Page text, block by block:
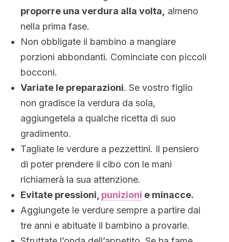
proporre una verdura alla volta,
almeno
nella prima fase.
Non obbligate il bambino a mangiare
porzioni abbondanti. Cominciate con piccoli
bocconi.
Variate le preparazioni. Se vostro figlio
non gradisce la verdura da sola,
aggiungetela a qualche ricetta di suo
gradimento.
Tagliate le verdure a pezzettini. Il pensiero
di poter prendere il cibo con le mani
richiamerà la sua attenzione.
Evitate pressioni, punizioni e minacce.
Aggiungete le verdure sempre a partire dai
tre anni e abituate il bambino a provarle.